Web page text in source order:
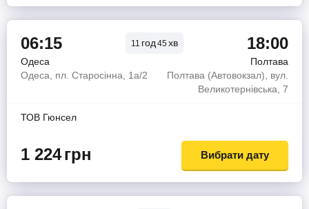
06:15 11 год45хв 18:00
Одеса
Полтава
Одеса, пл. Старосінна, 1а/2
Полтава (Автовокзал), вул.
Великотернівська, 7
ТОВ Гюнсел
1 224грн Вибрати дату